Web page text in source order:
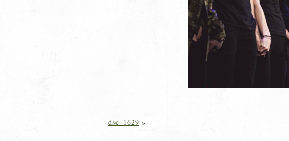
dsc_1629 »